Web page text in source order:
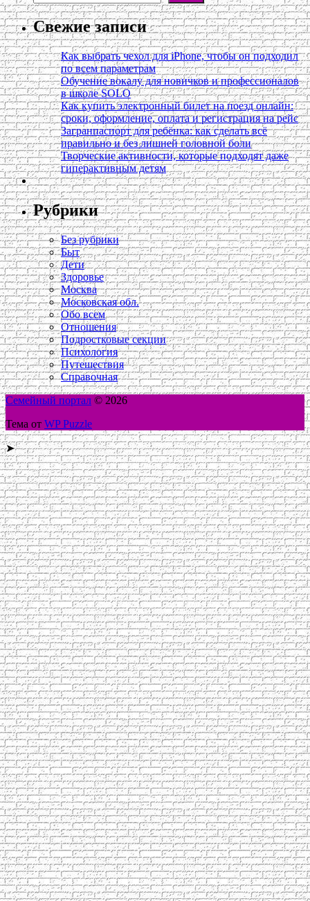
Свежие записи
Как выбрать чехол для iPhone, чтобы он подходил
по всем параметрам
Обучение вокалу для новичков и профессионалов
в школе SOLO
Как купить электронный билет на поезд онлайн:
сроки, оформление, оплата и регистрация на рейс
Загранпаспорт для ребёнка: как сделать всё
правильно и без лишней головной боли
Творческие активности, которые подходят даже
гиперактивным детям
Рубрики
Без рубрики
Быт
Дети
Здоровье
Москва
Московская обл.
Обо всем
Отношения
Подростковые секции
Психология
Путешествия
Справочная
Семейный портал © 2026
Тема от WP Puzzle
➤